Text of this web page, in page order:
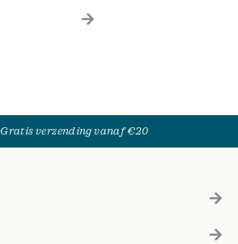
Gratis verzending vanaf €20